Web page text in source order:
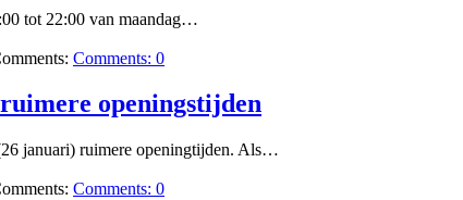
tot 22:00 van maandag…
Comments: 0
openingstijden
januari) ruimere openingtijden. Als…
Comments: 0